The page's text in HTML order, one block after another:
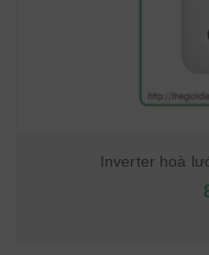
Inverter hoà